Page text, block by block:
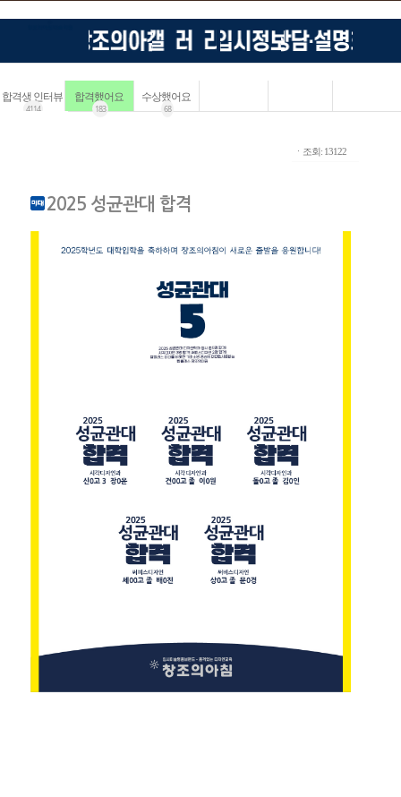
합격생 인터뷰
4114
합격했어요
183
수상했어요
68
ㆍ조회: 13122
2025 성균관대 합격